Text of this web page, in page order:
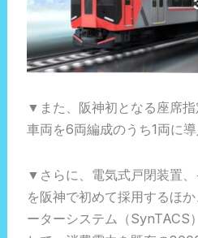
▼また、阪神初となる座席
車両を6両編成のうち1両に導
▼さらに、電気式戸閉装置
を阪神で初めて採用するほ
ーターシステム（SynTACS